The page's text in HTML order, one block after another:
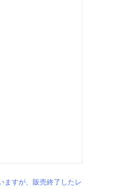
ますが、販売終了したレ